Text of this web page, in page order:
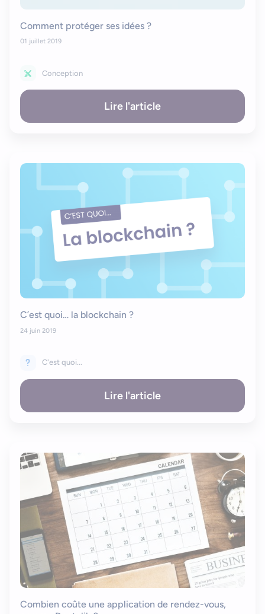
Comment protéger ses idées ?
01 juillet 2019
Conception
Lire l'article
C’est quoi… la blockchain ?
24 juin 2019
C'est quoi...
Lire l'article
Combien coûte une application de rendez-vous,